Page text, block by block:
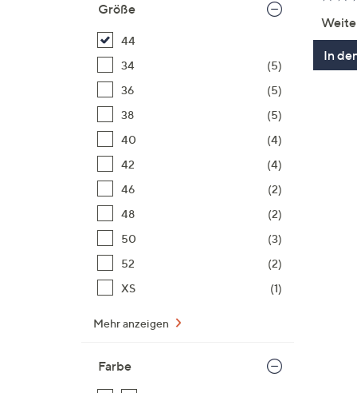
Größe
44
34
(5)
36
(5)
38
(5)
40
(4)
42
(4)
46
(2)
48
(2)
50
(3)
52
(2)
XS
(1)
Mehr anzeigen
Farbe
In